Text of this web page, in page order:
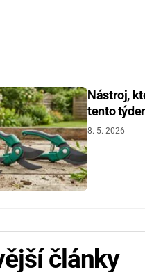
Nástroj,
tento
8. 5. 2026
články